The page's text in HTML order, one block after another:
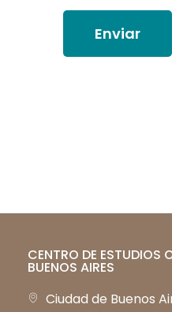
Enviar
CENTRO DE ESTUDIOS
BUENOS AIRES
Ciudad de Buenos